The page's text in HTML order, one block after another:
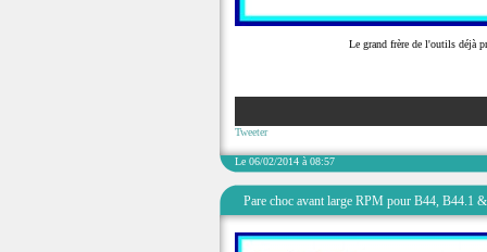
Le grand frère de l'outils déjà
Tweeter
Le 06/02/2014 à 08:57
Pare choc avant large RPM pour B44, B44.1